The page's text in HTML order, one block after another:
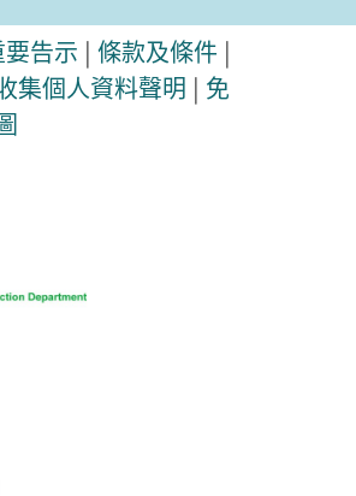
要告示 | 條款及條件 |
集個人資料聲明 | 免